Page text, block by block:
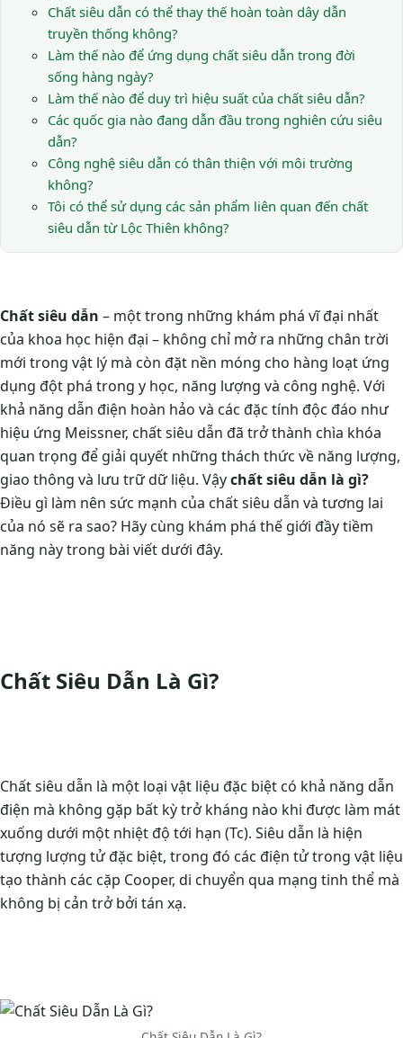
Chất siêu dẫn có thể thay thế hoàn toàn dây dẫn
truyền thống không?
Làm thế nào để ứng dụng chất siêu dẫn trong đời
sống hàng ngày?
Làm thế nào để duy trì hiệu suất của chất siêu dẫn?
Các quốc gia nào đang dẫn đầu trong nghiên cứu siêu
dẫn?
Công nghệ siêu dẫn có thân thiện với môi trường
không?
Tôi có thể sử dụng các sản phẩm liên quan đến chất
siêu dẫn từ Lộc Thiên không?
Chất siêu dẫn – một trong những khám phá vĩ đại nhất
của khoa học hiện đại – không chỉ mở ra những chân trời
mới trong vật lý mà còn đặt nền móng cho hàng loạt ứng
dụng đột phá trong y học, năng lượng và công nghệ. Với
khả năng dẫn điện hoàn hảo và các đặc tính độc đáo như
hiệu ứng Meissner, chất siêu dẫn đã trở thành chìa khóa
quan trọng để giải quyết những thách thức về năng lượng,
giao thông và lưu trữ dữ liệu. Vậychất siêu dẫn là gì?
Điều gì làm nên sức mạnh của chất siêu dẫn và tương lai
của nó sẽ ra sao? Hãy cùng khám phá thế giới đầy tiềm
năng này trong bài viết dưới đây.
Chất Siêu Dẫn Là Gì?
Chất siêu dẫn là một loại vật liệu đặc biệt có khả năng dẫn
điện mà không gặp bất kỳ trở kháng nào khi được làm mát
xuống dưới một nhiệt độ tới hạn (Tc). Siêu dẫn là hiện
tượng lượng tử đặc biệt, trong đó các điện tử trong vật liệu
tạo thành các cặp Cooper, di chuyển qua mạng tinh thể mà
không bị cản trở bởi tán xạ.